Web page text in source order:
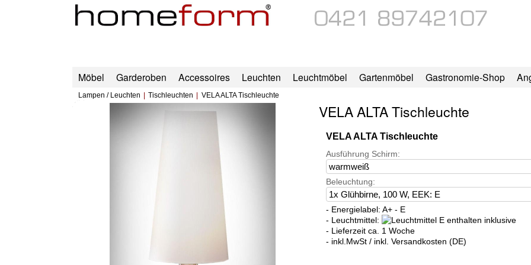
Möbel Garderoben Accessoires Leuchten Leuchtmöbel Gartenmöbel Gastronomie-Shop
Lampen / Leuchten Tischleuchten VELA ALTA Tischleuchte
VELA ALTA Tischleuchte
VELA ALTA Tischleuchte
Ausführung Schirm:
Beleuchtung:
- Energielabel: A+ - E
- Leuchtmittel:
inklusive
- Lieferzeit ca. 1 Woche
- inkl.MwSt / inkl. Versandkosten (DE)